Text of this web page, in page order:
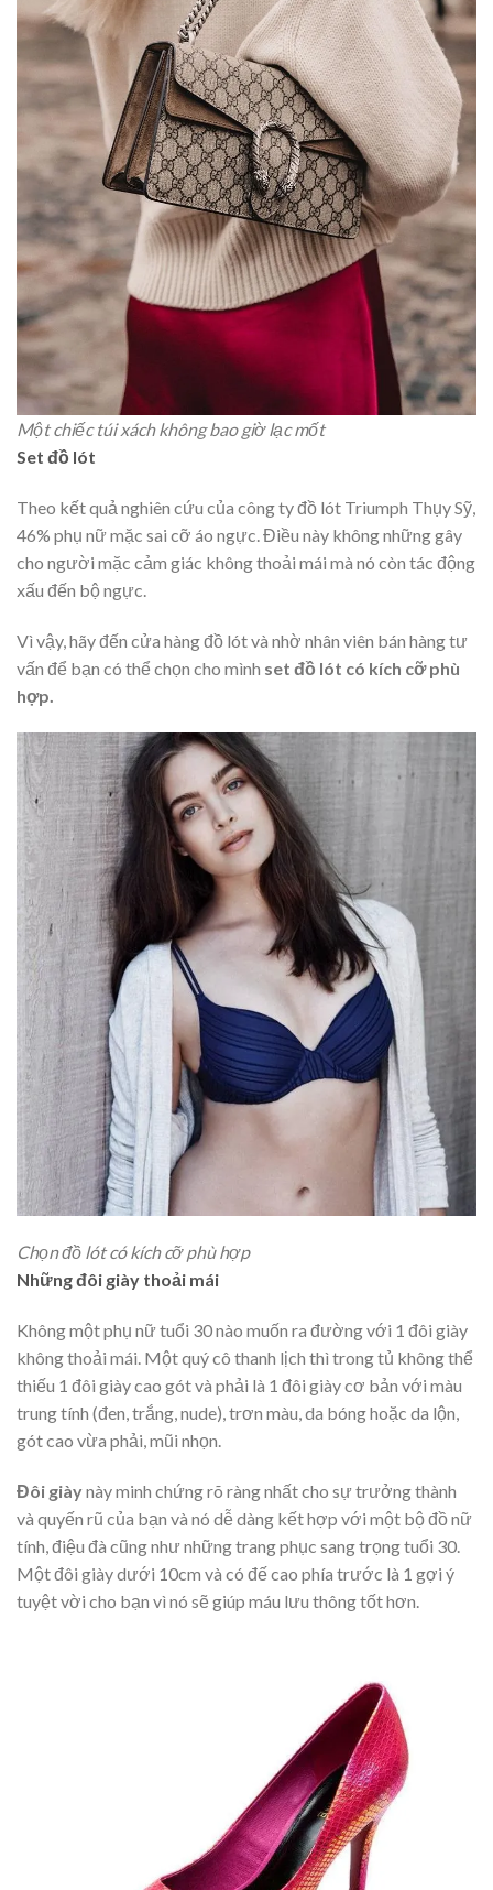
Một chiếc túi xách không bao giờ lạc mốt
Set đồ lót
Theo kết quả nghiên cứu của công ty đồ lót Triumph Thụy Sỹ,
46% phụ nữ mặc sai cỡ áo ngực. Điều này không những gây
cho người mặc cảm giác không thoải mái mà nó còn tác động
xấu đến bộ ngực.
Vì vậy, hãy đến cửa hàng đồ lót và nhờ nhân viên bán hàng tư
vấn để bạn có thể chọn cho mình set đồ lót có kích cỡ phù
hợp.
Chọn đồ lót có kích cỡ phù hợp
Những đôi giày thoải mái
Không một phụ nữ tuổi 30 nào muốn ra đường với 1 đôi giày
không thoải mái. Một quý cô thanh lịch thì trong tủ không thể
thiếu 1 đôi giày cao gót và phải là 1 đôi giày cơ bản với màu
trung tính (đen, trắng, nude), trơn màu, da bóng hoặc da lộn,
gót cao vừa phải, mũi nhọn.
Đôi giàynày minh chứng rõ ràng nhất cho sự trưởng thành
và quyến rũ của bạn và nó dễ dàng kết hợp với một bộ đồ nữ
tính, điệu đà cũng như những trang phục sang trọng tuổi 30.
Một đôi giày dưới 10cm và có đế cao phía trước là 1 gợi ý
tuyệt vời cho bạn vì nó sẽ giúp máu lưu thông tốt hơn.